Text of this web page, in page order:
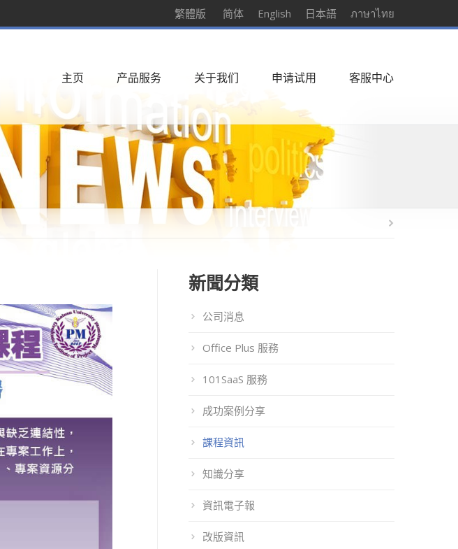
繁體版 简体 English 日本語 ภาษาไทย
主页 产品服务 关于我们 申请试用 客服中心
新聞分類
公司消息
Office Plus 服務
101SaaS 服務
成功案例分享
課程資訊
知識分享
資訊電子報
改版資訊